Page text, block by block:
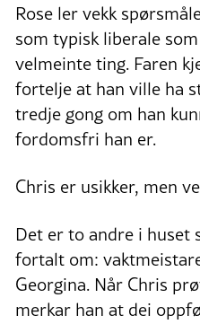
Rose ler vekk
som typisk liberale
velmeinte ting. Faren
fortelje at han ville ha
tredje gong om han
fordomsfri han er.
Chris er usikker, men
Det er to andre i huset
fortalt om:
Georgina. Når Chris
merkar han at dei